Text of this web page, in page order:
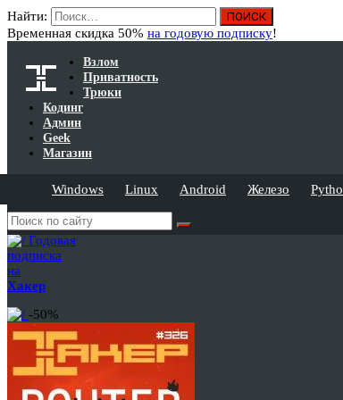
Найти:
Временная скидка 50% на годовую подписку!
Взлом
Приватность
Трюки
Кодинг
Админ
Geek
Магазин
Windows Linux Android Железо
Годовая
подписка
на
Хакер
-50%